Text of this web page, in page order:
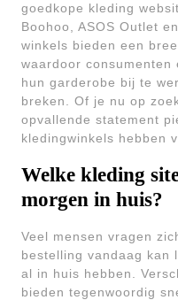
goedkope kleding
Boohoo, ASOS Outlet
winkels bieden een
waardoor consumenten
hun garderobe bij te
breken. Of je nu op
opvallende statement
kledingwinkels hebben
Welke kleding
morgen in huis?
Veel mensen vragen
bestelling vandaag kan
al in huis hebben.
bieden tegenwoordig